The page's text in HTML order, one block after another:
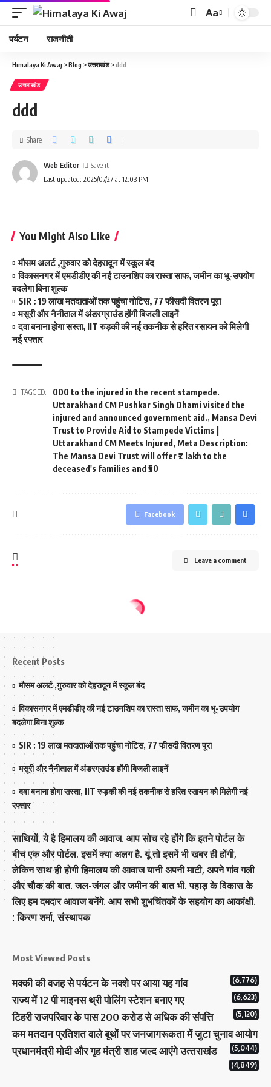
Aa
पर्यटन राजनीती
Himalaya Ki Awaj >Blog >उत्तराखंड>ddd
उत्तराखंड
ddd
Last updated: 2025/07/27 at 12:03 PM
Web Editor
Share
You Might Also Like
मौसम अलर्ट ,गुरुवार को देहरादून में स्कूल बंद
विकासनगर में एमडीडीए की नई टाउनशिप का रास्ता साफ, जमीन का भू-उपयोग
बदलेगा बिना शुल्क
SIR : 19 लाख मतदाताओं तक पहुंचा नोटिस, 77 फीसदी वितरण पूरा
मसूरी और नैनीताल में अंडरग्राउंड होंगी बिजली लाइनें
दवा बनाना होगा सस्ता, IIT रुड़की की नई तकनीक से हरित रसायन को मिलेगी
नई रफ्तार
TAGGED:
000 to the injured in the recent stampede.
Uttarakhand CM Pushkar Singh Dhami visited the
injured and announced government aid., Mansa Devi
Trust to Provide Aid to Stampede Victims |
Uttarakhand CM Meets Injured , Meta Description:
The Mansa Devi Trust will offer ₹2 lakh to the
deceased's families and ₹50
Facebook
Leave a comment
Recent Posts
मौसम अलर्ट ,गुरुवार को देहरादून में स्कूल बंद
विकासनगर में एमडीडीए की नई टाउनशिप का रास्ता साफ, जमीन का भू-उपयोग
बदलेगा बिना शुल्क
SIR : 19 लाख मतदाताओं तक पहुंचा नोटिस, 77 फीसदी वितरण पूरा
मसूरी और नैनीताल में अंडरग्राउंड होंगी बिजली लाइनें
दवा बनाना होगा सस्ता, IIT रुड़की की नई तकनीक से हरित रसायन को मिलेगी नई
रफ्तार
साथियों, ये है हिमालय की आवाज. आप सोच रहे होंगे कि इतने पोर्टल के
बीच एक और पोर्टल. इसमें क्या अलग है. यूं तो इसमें भी खबर ही होंगी,
लेकिन साथ ही होगी हिमालय की आवाज यानी अपनी माटी, अपने गांव गली
और चौक की बात. जल-जंगल और जमीन की बात भी. पहाड़ के विकास के
लिए हम दमदार आवाज बनेंगे. आप सभी शुभचिंतकों के सहयोग का आकांक्षी.
: किरण शर्मा, संस्‍थापक
Most Viewed Posts
मक्‍की की वजह से पर्यटन के नक्‍शे पर आया यह गांव (6,776)
राज्य में 12 पी माइनस थ्री पोलिंग स्टेशन बनाए गए (6,623)
टिहरी राजपरिवार के पास 200 करोड से अधिक की संपत्ति (5,120)
कम मतदान प्रतिशत वाले बूथों पर जनजागरूकता में जुटा चुनाव आयोग
(5,044)
प्रधानमंत्री माेदी और गृह मंत्री शाह जल्‍द आएंगे उत्‍तराखंड
(4,849)